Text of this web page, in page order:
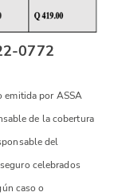
0772
emitida por ASSA
de la cobertura
del
celebrados
caso o